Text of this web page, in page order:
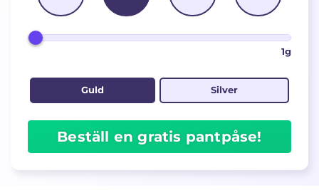
1g
Guld Silver
Beställ en gratis pantpåse!